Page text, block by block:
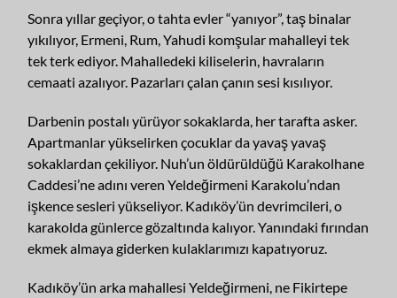
Sonra yıllar geçiyor, o tahta evler “yanıyor”, taş binalar
yıkılıyor, Ermeni, Rum, Yahudi komşular mahalleyi tek
tek terk ediyor. Mahalledeki kiliselerin, havraların
cemaati azalıyor. Pazarları çalan çanın sesi kısılıyor.
Darbenin postalı yürüyor sokaklarda, her tarafta asker.
Apartmanlar yükselirken çocuklar da yavaş yavaş
sokaklardan çekiliyor. Nuh’un öldürüldüğü Karakolhane
Caddesi’ne adını veren Yeldeğirmeni Karakolu’ndan
işkence sesleri yükseliyor. Kadıköy’ün devrimcileri, o
karakolda günlerce gözaltında kalıyor. Yanındaki fırından
ekmek almaya giderken kulaklarımızı kapatıyoruz.
Kadıköy’ün arka mahallesi Yeldeğirmeni, ne Fikirtepe